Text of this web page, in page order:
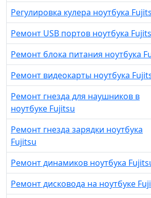
Регулировка кулера ноутбука
Ремонт USB портов ноутбука
Ремонт блока питания ноутбука
Ремонт видеокарты ноутбука
Ремонт гнезда для наушников в
ноутбуке Fujitsu
Ремонт гнезда зарядки ноутбука
Fujitsu
Ремонт динамиков ноутбука
Ремонт дисковода на ноутбуке